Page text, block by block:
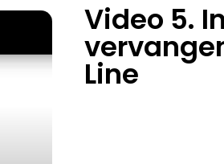
Video 5.
Line